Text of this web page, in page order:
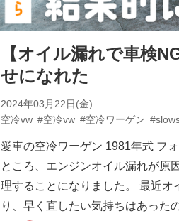
【オイル漏れで車検
せになれた
2024年03月22日(金)
空冷vw #空冷vw #空冷ワーゲン
愛車の空冷ワーゲン 1981年式 フ
ところ、エンジンオイル漏れが原
理することになりました。 最近
り、早く直したい気持ちはあった